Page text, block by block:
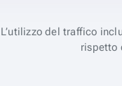
L’utilizzo del traffico